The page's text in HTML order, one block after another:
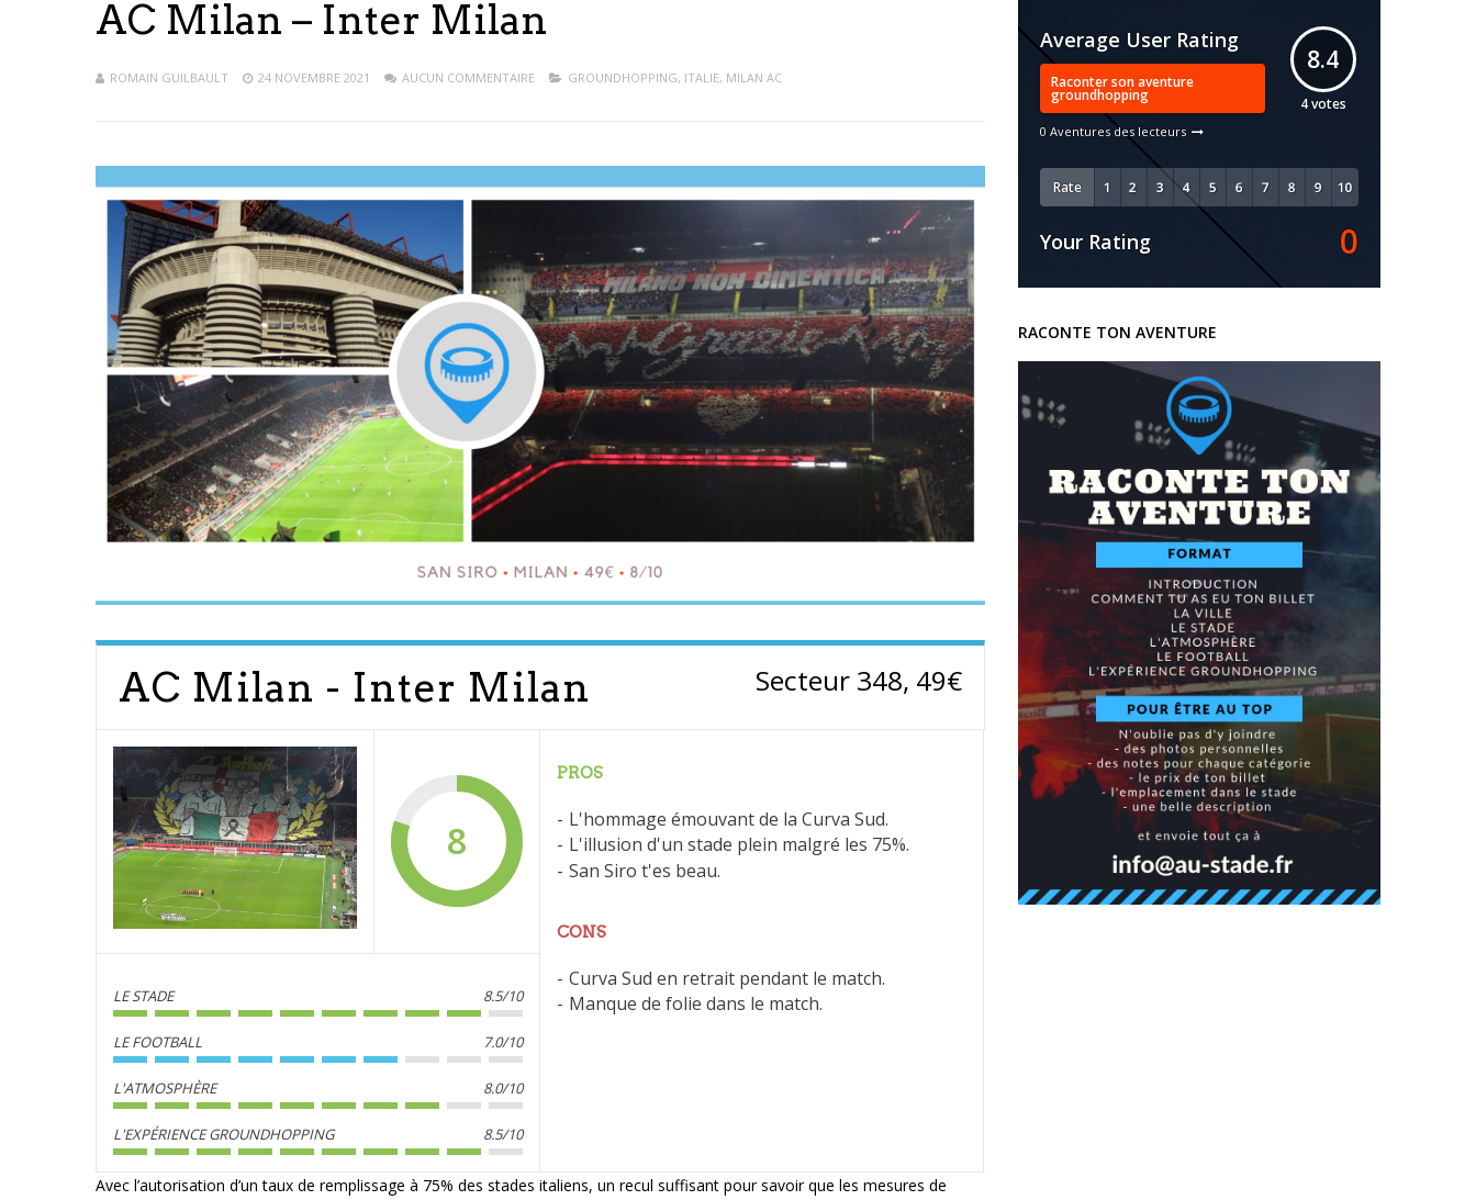
AC Milan – Inter Milan
ROMAIN GUILBAULT 24 NOVEMBRE 2021 AUCUN COMMENTAIRE GROUNDHOPPING, ITALIE, MILAN AC
AC Milan - Inter Milan Secteur 348, 49€
8
LE STADE 8.5/10
LE FOOTBALL 7.0/10
L'ATMOSPHÈRE 8.0/10
L'EXPÉRIENCE GROUNDHOPPING 8.5/10
PROS
L'hommage émouvant de la Curva Sud.
L'illusion d'un stade plein malgré les 75%.
San Siro t'es beau.
CONS
Curva Sud en retrait pendant le match.
Manque de folie dans le match.
Avec l’autorisation d’un taux de remplissage à 75% des stades italiens, un recul suffisant pour savoir que les mesures de
Average User Rating
Raconter son aventure
groundhopping
0 Aventures des lecteurs
8.4
4votes
Rate
Your Rating 0
RACONTE TON AVENTURE